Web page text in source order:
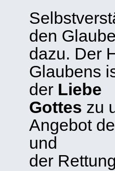
den
dazu. Der
Glaubens
der Liebe
Gottes zu
Angebot
und
der